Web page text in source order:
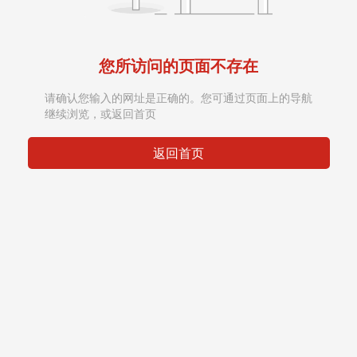
您所访问的页面不存在
请确认您输入的网址是正确的。您可通过页面上的导航
继续浏览，或返回首页
返回首页